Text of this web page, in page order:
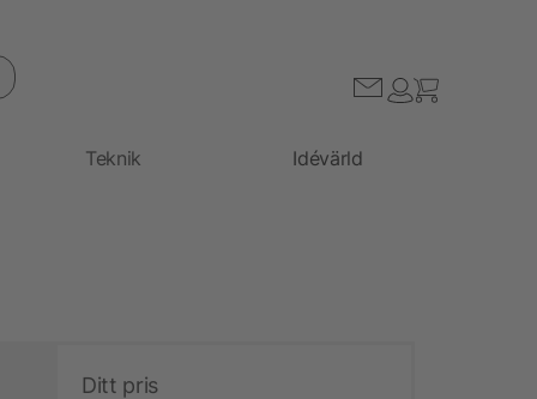
Teknik Idévärld
Ditt pris